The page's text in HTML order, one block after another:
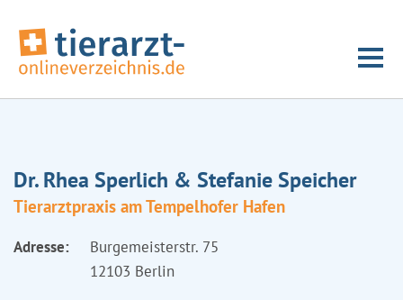
Dr. Rhea Sperlich & Stefanie Speicher
Tierarztpraxis am Tempelhofer Hafen
Adresse:
Burgemeisterstr. 75
12103 Berlin